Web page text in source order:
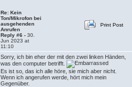
Re: Kein
Ton/Mikrofon bei
ausgehenden
Anrufen
Reply #6 - 30.
Jun 2023 at
11:10
Print Post
Sorry, ich bin eher der mit den zwei linken Händen,
was den computer betrifft.
Es ist so, das ich alle höre, sie mich aber nicht.
Wenn ich angerufen werde, hört mich mein
Gegenüber.